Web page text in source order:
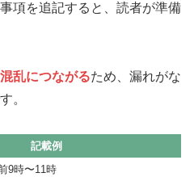
項を追記すると、読者が準備
乱につながるため、漏れがな
。
記載例
9時〜11時